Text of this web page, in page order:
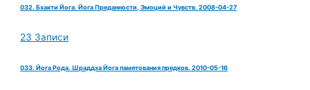
032. Бхакти Йога. Йога Преданности, Эмоций и Чувств. 2008-04-27
23 Записи
033. Йога Рода. Шраддха Йога памятования предков. 2010-05-16